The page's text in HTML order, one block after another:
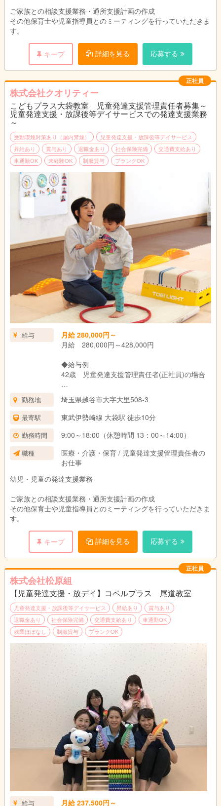
ご家族との相談支援業務・通所支援計画の作成
その他保育士や児童指導員とのミーティングを行っていただきま
す。
キープ 詳細を見る 応募する
正社員
株式会社クオリティー
こどもプラス大袋教室 児童発達支援管理責任者募集～
児童発達支援・放課後等デイサービスでの発達支援業務
～
受動喫煙対策あり（屋内禁煙）
児童発達支援・放課後等デイサービス
昇給あり
賞与あり 退職金あり 社会保険完備
交通費支給あり
車通勤OK
未経験OK 制服貸与 ブランクOK
給与
月給 280,000円～
月給 280,000円～428,000円
◆給与例
42歳 児童発達支援管理責任者(正社員)の場合
年収 6,436,000円
月給 300,000円 資格手当含む
成果給 1,380,000円/年
賞与 728,000円×2回
賞与あり(年2回支給)
昇給年一回
退職金制度あり
勤務地 埼玉県越谷市大字大里508-3
最寄駅 東武伊勢崎線 大袋駅 徒歩10分
勤務時間 9:00～18:00（休憩時間 13：00～14:00）
職種
医療・介護・保育 / 児童発達支援管理責任者の
お仕事
幼児・児童の発達支援業務
ご家族との相談支援業務・通所支援計画の作成
その他保育士や児童指導員とのミーティングを行っていただきま
す。
キープ 詳細を見る 応募する
正社員
株式会社松原組
【児童発達支援・放デイ】コペルプラス 尾道教室
児童発達支援・放課後等デイサービス 昇給あり
賞与あり
退職金あり
社会保険完備 交通費支給あり
車通勤OK
残業ほぼなし
制服貸与 ブランクOK
給与 月給 237,500円～